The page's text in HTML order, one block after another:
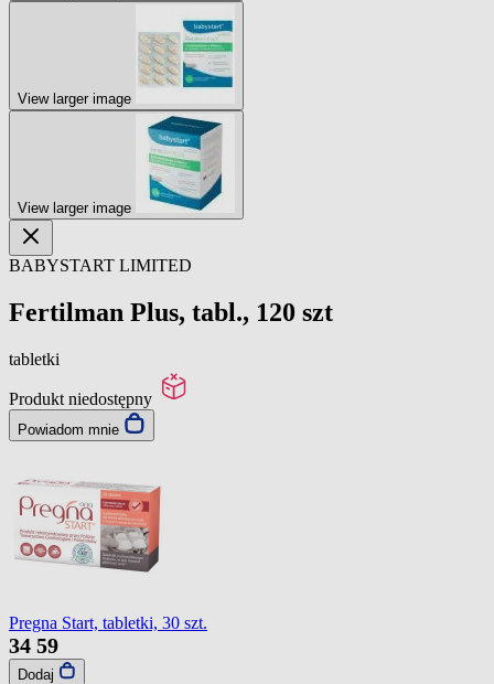
View larger image
View larger image
BABYSTART LIMITED
Fertilman Plus, tabl., 120 szt
tabletki
Produkt niedostępny
Powiadom mnie
Pregna Start, tabletki, 30 szt.
34 59
Dodaj